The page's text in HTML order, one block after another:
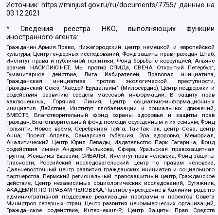
Источник: https://minjust.gov.ru/ru/documents/7755/ данные на
03.12.2021
* Сведения реестра НКО, выполняющих функции
иностранного агента:
Гражданин.Армия.Право, Нижегородский центр немецкой и европейской
культуры, Центр гендерных исследований, Фонд защиты прав граждан Штаб,
Институт права и публичной политики, Фонд борьбы с коррупцией, Альянс
врачей, НАСИЛИЮ.НЕТ, Мы против СПИДа, СВЕЧА, Открытый Петербург,
Гуманитарное действие, Лига Избирателей, Правовая инициатива,
Гражданская инициатива против экологической преступности,
Гражданский Союз, "Хасдей Ерушалаим" (Милосердие), Центр поддержки и
содействия развитию средств массовой информации, В защиту прав
заключенных, Горячая Линия, Центр социально-информационных
инициатив Действие, Институт глобализации и социальных движений,
ВМЕСТЕ, Благотворительный фонд охраны здоровья и защиты прав
граждан, Благотворительный фонд помощи осужденным и их семьям, Фонд
Тольятти, Новое время, Серебряная тайга, Так-Так-Так, центр Сова, центр
Анна, Проект Апрель, Самарская губерния, Эра здоровья, Мемориал,
Аналитический Центр Юрия Левады, Издательство Парк Гагарина, Фонд
содействия имени Андрея Рылькова, Сфера, Уральская правозащитная
группа, Женщины Евразии, СИБАЛЬТ, Институт прав человека, Фонд защиты
гласности, Российский исследовательский центр по правам человека,
Дальневосточный центр развития гражданских инициатив и социального
партнерства, Пермский региональный правозащитный центр, Гражданское
действие, Центр независимых социологических исследований, Сутяжник,
АКАДЕМИЯ ПО ПРАВАМ ЧЕЛОВЕКА, Частное учреждение в Калининграде по
административной поддержке реализации программ и проектов Совета
Министров северных стран, Центр развития некоммерческих организаций,
Гражданское содействие, Интернешнл-Р, Центр Защиты Прав Средств